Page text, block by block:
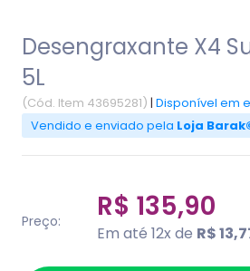
Desengraxante X4
5L
(Cód. Item 43695281) | Disponível em
Vendido e enviado pela Loja
Preço: R$ 135,90
Em até 12x de R$